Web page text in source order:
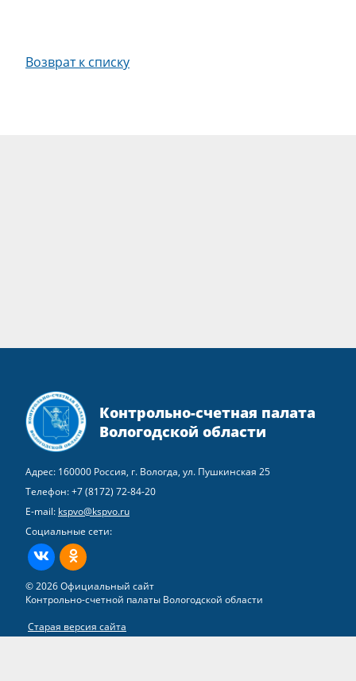
Возврат к списку
Контрольно-счетная палата
Вологодской области
Адрес: 160000 Россия, г. Вологда, ул. Пушкинская 25
Телефон:+7 (8172) 72-84-20
E-mail: kspvo@kspvo.ru
Социальные сети:
ВКонтактеОдноклассники
© 2026 Официальный сайт
Контрольно-счетной палаты Вологодской области
Старая версия сайта